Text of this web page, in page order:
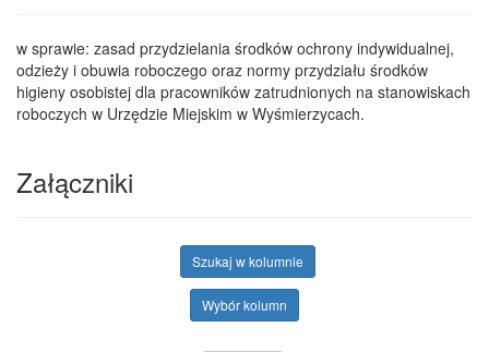
w sprawie: zasad przydzielania środków ochrony indywidualnej,
odzieży i obuwia roboczego oraz normy przydziału środków
higieny osobistej dla pracowników zatrudnionych na stanowiskach
roboczych w Urzędzie Miejskim w Wyśmierzycach.
Załączniki
Szukaj w kolumnie
Wybór kolumn